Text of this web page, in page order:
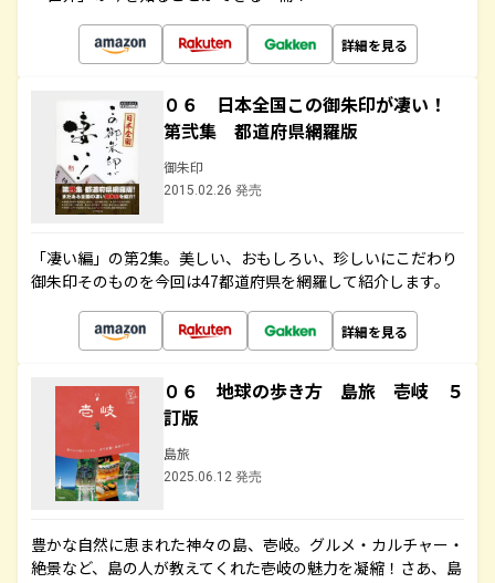
詳細を見る
０６ 日本全国この御朱印が凄い！
第弐集 都道府県網羅版
御朱印
2015.02.26 発売
「凄い編」の第2集。美しい、おもしろい、珍しいにこだわり
御朱印そのものを今回は47都道府県を網羅して紹介します。
詳細を見る
０６ 地球の歩き方 島旅 壱岐 ５
訂版
島旅
2025.06.12 発売
豊かな自然に恵まれた神々の島、壱岐。グルメ・カルチャー・
絶景など、島の人が教えてくれた壱岐の魅力を凝縮！さあ、島